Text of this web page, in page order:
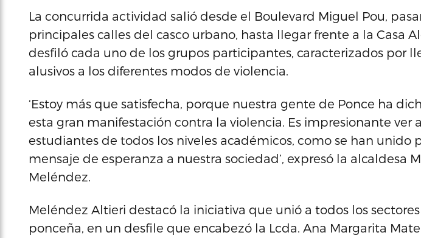
La concurrida actividad salió desde el Boulevard Miguel Pou,
principales calles del casco urbano, hasta llegar frente a la Casa
desfiló cada uno de los grupos participantes, caracterizados por
alusivos a los diferentes modos de violencia.
‘Estoy más que satisfecha, porque nuestra gente de Ponce ha
esta gran manifestación contra la violencia. Es impresionante ver
estudiantes de todos los niveles académicos, como se han unido
mensaje de esperanza a nuestra sociedad’, expresó la alcaldesa
Meléndez.
Meléndez Altieri destacó la iniciativa que unió a todos los
ponceña, en un desfile que encabezó la Lcda. Ana Margarita